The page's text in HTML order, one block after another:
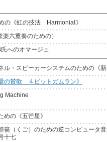
の《虹の技法 HarmoniaⅠ》
楽六重奏のための）
へのオマージュ
ル・スピーカーシステムのための《
の賛歌 ４ビットガムラン》
Machine
めの《五芒星》
篌（くご）のための逆コンピュータ
十七